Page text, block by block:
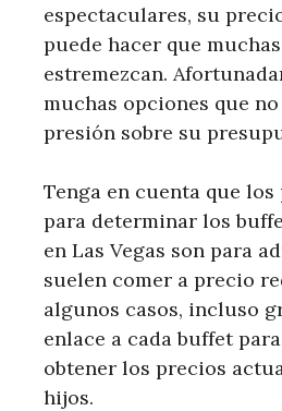
espectaculares, su
puede hacer que
estremezcan.
muchas opciones que
presión sobre su
Tenga en cuenta que
para determinar los
en Las Vegas son para
suelen comer a precio
algunos casos, incluso
enlace a cada buffet
obtener los precios
hijos.